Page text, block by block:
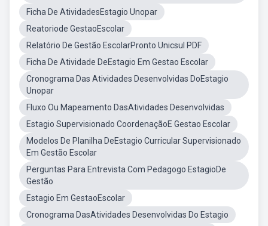
Ficha De AtividadesEstagio Unopar
Reatoriode GestaoEscolar
Relatório De Gestão EscolarPronto Unicsul PDF
Ficha De Atividade DeEstagio Em Gestao Escolar
Cronograma Das Atividades Desenvolvidas DoEstagio
Unopar
Fluxo Ou Mapeamento DasAtividades Desenvolvidas
Estagio Supervisionado CoordenaçãoE Gestao Escolar
Modelos De Planilha DeEstagio Curricular Supervisionado
Em Gestão Escolar
Perguntas Para Entrevista Com Pedagogo EstagioDe
Gestão
Estagio Em GestaoEscolar
Cronograma DasAtividades Desenvolvidas Do Estagio